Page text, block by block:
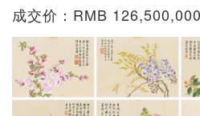
成交价：RMB 126,500,000